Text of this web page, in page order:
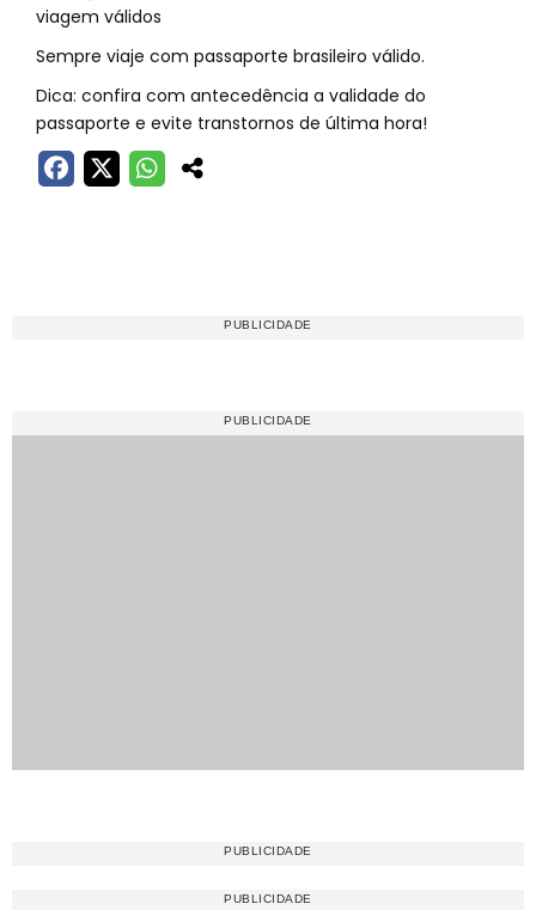
viagem válidos
Sempre viaje com passaporte brasileiro válido.
Dica: confira com antecedência a validade do
passaporte e evite transtornos de última hora!